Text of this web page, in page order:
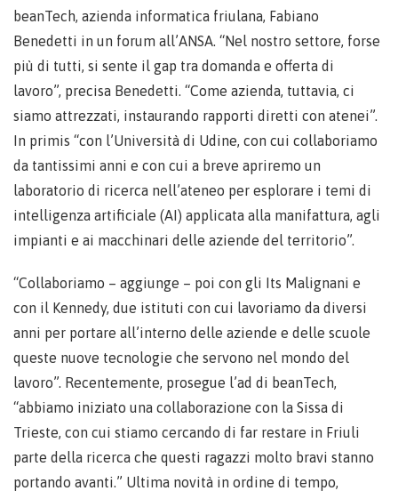
beanTech, azienda informatica friulana, Fabiano
Benedetti in un forum all’ANSA. “Nel nostro settore, forse
più di tutti, si sente il gap tra domanda e offerta di
lavoro”, precisa Benedetti. “Come azienda, tuttavia, ci
siamo attrezzati, instaurando rapporti diretti con atenei”.
In primis “con l’Università di Udine, con cui collaboriamo
da tantissimi anni e con cui a breve apriremo un
laboratorio di ricerca nell’ateneo per esplorare i temi di
intelligenza artificiale (AI) applicata alla manifattura, agli
impianti e ai macchinari delle aziende del territorio”.
“Collaboriamo – aggiunge – poi con gli Its Malignani e
con il Kennedy, due istituti con cui lavoriamo da diversi
anni per portare all’interno delle aziende e delle scuole
queste nuove tecnologie che servono nel mondo del
lavoro”. Recentemente, prosegue l’ad di beanTech,
“abbiamo iniziato una collaborazione con la Sissa di
Trieste, con cui stiamo cercando di far restare in Friuli
parte della ricerca che questi ragazzi molto bravi stanno
portando avanti.” Ultima novità in ordine di tempo,